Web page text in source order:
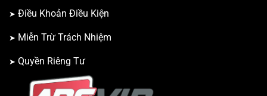
Điều Khoản Điều Kiện
Miễn Trừ Trách Nhiệm
Quyền Riêng Tư